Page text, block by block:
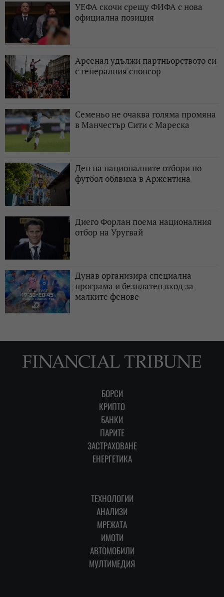
УЕФА скочи срещу ФИФА с нова
официална позиция
Арсенал удължи партньорството си
с генералния спонсор
Семеньо не очаква голяма промяна
в Манчестър Сити с Мареска
Ден на националните отбори по
футбол обявиха в Аржентина
Диего Форлан поема националния
отбор на Уругвай
Дунав организира специална
програма и безплатен вход за
малките фенове
БОРСИ
КРИПТО
БАНКИ
ПАРИТЕ
ЗАСТРАХОВАНЕ
ЕНЕРГЕТИКА
ТЕХНОЛОГИИ
АНАЛИЗИ
МРЕЖАТА
ИМОТИ
АВТОМОБИЛИ
МУЛТИМЕДИЯ